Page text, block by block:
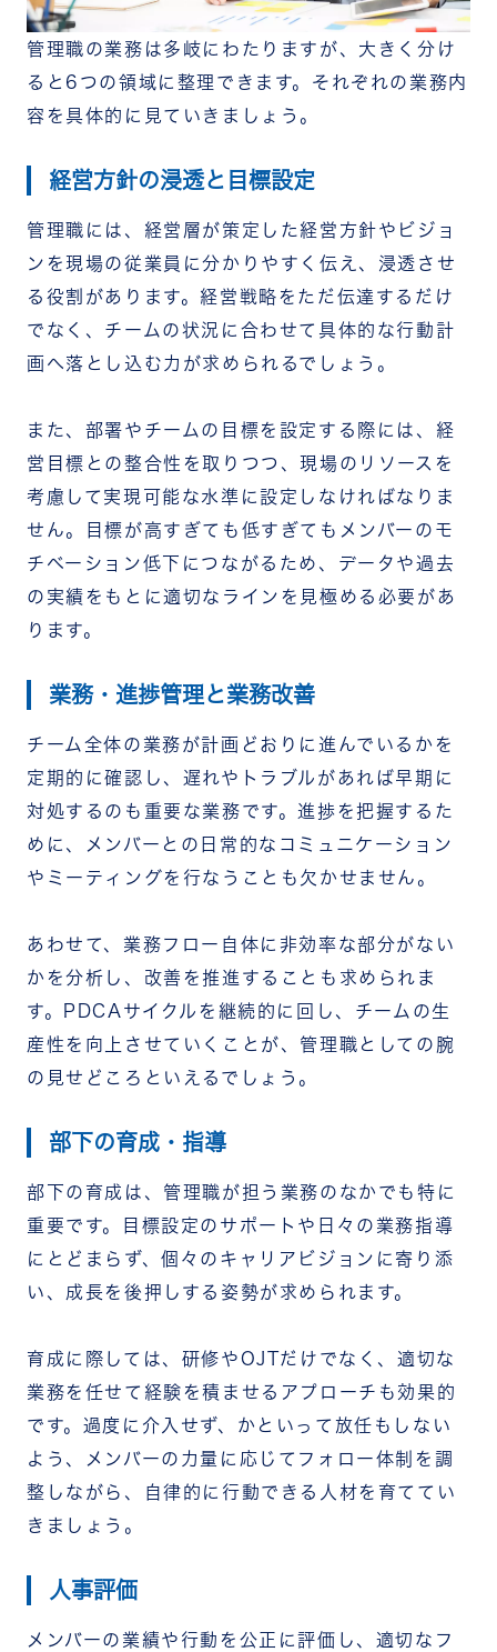
管理職の業務は多岐にわたりますが、大きく分け
ると6つの領域に整理できます。それぞれの業務内
容を具体的に見ていきましょう。
経営方針の浸透と目標設定
管理職には、経営層が策定した経営方針やビジョ
ンを現場の従業員に分かりやすく伝え、浸透させ
る役割があります。経営戦略をただ伝達するだけ
でなく、チームの状況に合わせて具体的な行動計
画へ落とし込む力が求められるでしょう。
また、部署やチームの目標を設定する際には、経
営目標との整合性を取りつつ、現場のリソースを
考慮して実現可能な水準に設定しなければなりま
せん。目標が高すぎても低すぎてもメンバーのモ
チベーション低下につながるため、データや過去
の実績をもとに適切なラインを見極める必要があ
ります。
業務・進捗管理と業務改善
チーム全体の業務が計画どおりに進んでいるかを
定期的に確認し、遅れやトラブルがあれば早期に
対処するのも重要な業務です。進捗を把握するた
めに、メンバーとの日常的なコミュニケーション
やミーティングを行なうことも欠かせません。
あわせて、業務フロー自体に非効率な部分がない
かを分析し、改善を推進することも求められま
す。PDCAサイクルを継続的に回し、チームの生
産性を向上させていくことが、管理職としての腕
の見せどころといえるでしょう。
部下の育成・指導
部下の育成は、管理職が担う業務のなかでも特に
重要です。目標設定のサポートや日々の業務指導
にとどまらず、個々のキャリアビジョンに寄り添
い、成長を後押しする姿勢が求められます。
育成に際しては、研修やOJTだけでなく、適切な
業務を任せて経験を積ませるアプローチも効果的
です。過度に介入せず、かといって放任もしない
よう、メンバーの力量に応じてフォロー体制を調
整しながら、自律的に行動できる人材を育ててい
きましょう。
人事評価
メンバーの業績や行動を公正に評価し、適切なフ